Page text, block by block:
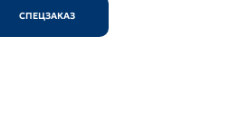
СПЕЦЗАКАЗ